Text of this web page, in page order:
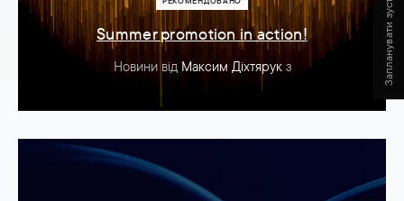
Summer promotion in action!
Новини від Максим Діхтярук з Запланувати зустріч